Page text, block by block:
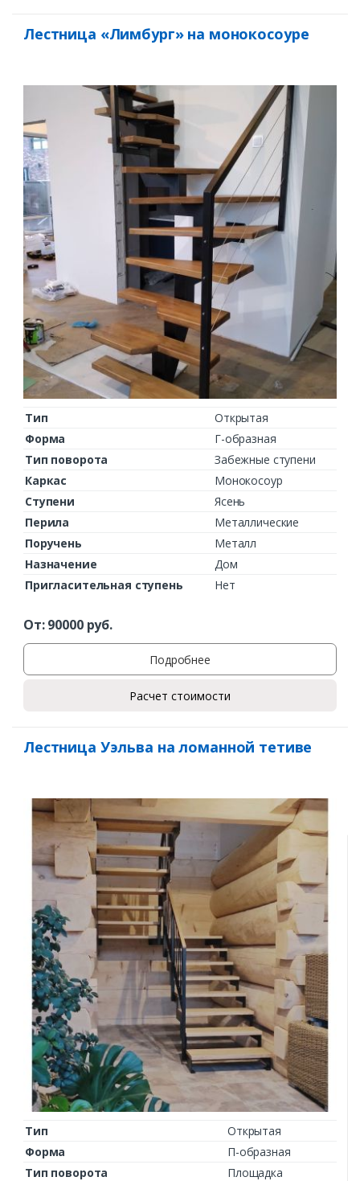
Лестница «Лимбург» на монокосоуре
Тип
Открытая
Форма
Г-образная
Тип поворота
Забежные ступени
Каркас
Монокосоур
Ступени
Ясень
Перила
Металлические
Поручень
Металл
Назначение
Дом
Пригласительная ступень
Нет
От:90000руб.
Подробнее
Расчет стоимости
Лестница Уэльва на ломанной тетиве
Тип
Открытая
Форма
П-образная
Тип поворота
Площадка